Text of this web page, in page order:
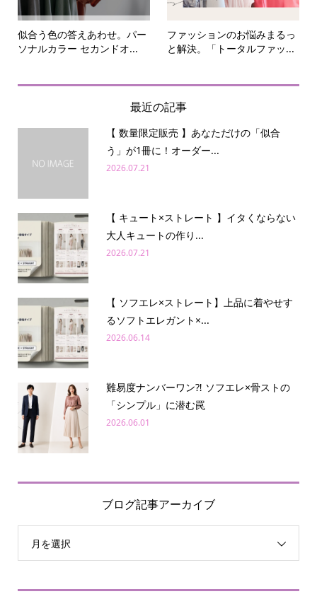
似合う色の答えあわせ。パー
ソナルカラー セカンドオ...
ファッションのお悩みまるっ
と解決。「トータルファッ...
最近の記事
【 数量限定販売 】あなただけの「似合
う」が1冊に！オーダー...
2026.07.21
【 キュート×ストレート 】イタくならない
大人キュートの作り...
2026.07.21
【 ソフエレ×ストレート】上品に着やせす
るソフトエレガント×...
2026.06.14
難易度ナンバーワン⁈ ソフエレ×骨ストの
「シンプル」に潜む罠
2026.06.01
ブログ記事アーカイブ
月を選択